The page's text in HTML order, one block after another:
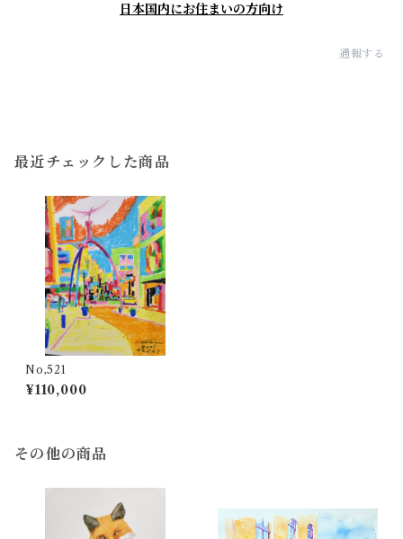
日本国内にお住まいの方向け
通報する
最近チェックした商品
No,521
¥110,000
その他の商品